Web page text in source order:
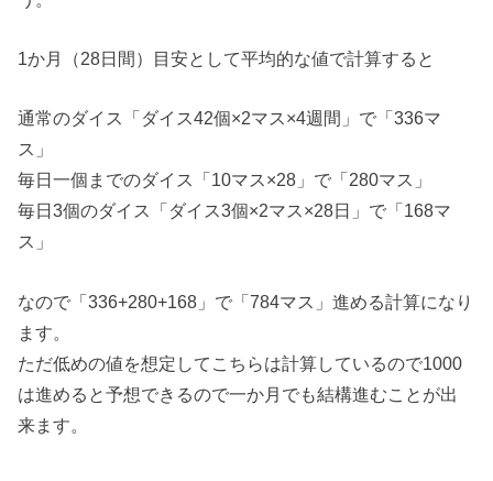
1か月（28日間）目安として平均的な値で計算すると
通常のダイス「ダイス42個×2マス×4週間」で「336マ
ス」
毎日一個までのダイス「10マス×28」で「280マス」
毎日3個のダイス「ダイス3個×2マス×28日」で「168マ
ス」
なので「336+280+168」で「784マス」進める計算になり
ます。
ただ低めの値を想定してこちらは計算しているので1000
は進めると予想できるので一か月でも結構進むことが出
来ます。